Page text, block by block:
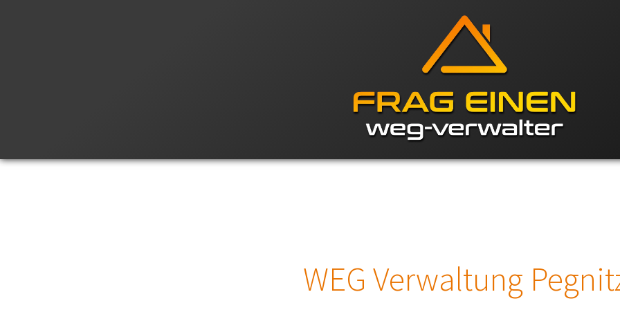
WEG Verwaltung